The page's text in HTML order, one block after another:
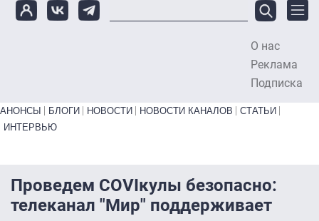
О нас
Реклама
Подписка
Primary links bottom
АНОНСЫ БЛОГИ НОВОСТИ НОВОСТИ КАНАЛОВ
СТАТЬИ
ИНТЕРВЬЮ
Проведем COVIкулы безопасно:
телеканал "Мир" поддерживает